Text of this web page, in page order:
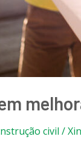
civil /